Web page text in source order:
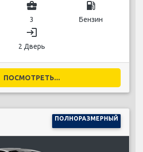
business_center
3
local_gas_station
Бензин
login
2 Дверь
ПОСМОТРЕТЬ...
ПОЛНОРАЗМЕРНЫЙ